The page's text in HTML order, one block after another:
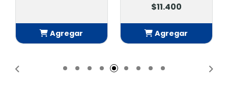
Agregar
$11.400
Agregar